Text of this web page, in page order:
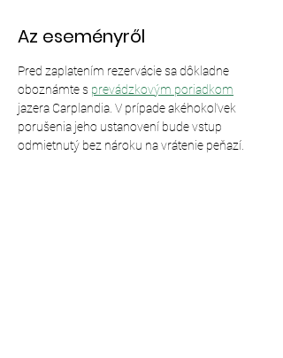
Az eseményről
Pred zaplatením rezervácie sa dôkladne
oboznámte s prevádzkovým poriadkom
jazera Carplandia. V prípade akéhokoľvek
porušenia jeho ustanovení bude vstup
odmietnutý bez nároku na vrátenie peňazí.